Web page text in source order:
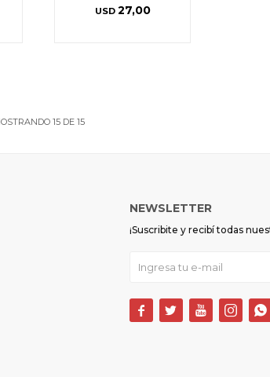
USD 27,00
15DE 15
NEWSLETTER
¡Suscribite y recibí todas
    